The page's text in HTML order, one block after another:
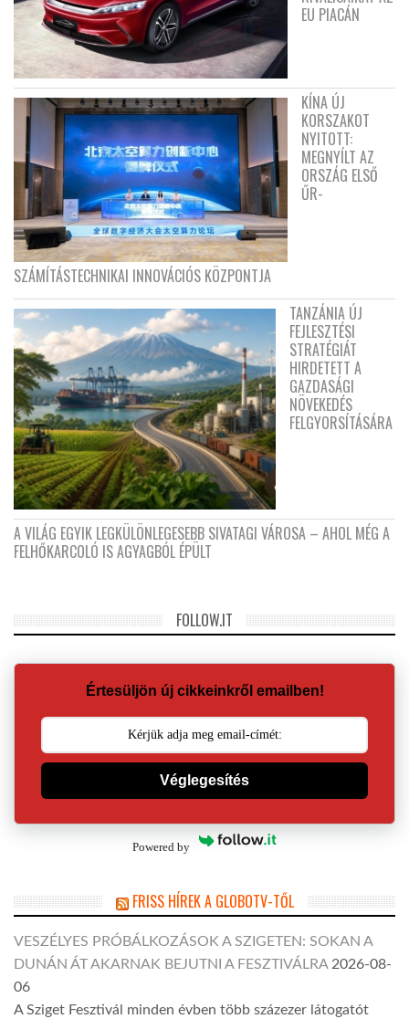
EU PIACÁN
KÍNA ÚJ
KORSZAKOT
NYITOTT:
MEGNYÍLT AZ
ORSZÁG ELSŐ
ŰR-
SZÁMÍTÁSTECHNIKAI INNOVÁCIÓS KÖZPONTJA
TANZÁNIA ÚJ
FEJLESZTÉSI
STRATÉGIÁT
HIRDETETT A
GAZDASÁGI
NÖVEKEDÉS
FELGYORSÍTÁSÁRA
A VILÁG EGYIK LEGKÜLÖNLEGESEBB SIVATAGI VÁROSA – AHOL MÉG A
FELHŐKARCOLÓ IS AGYAGBÓL ÉPÜLT
FOLLOW.IT
Értesüljön új cikkeinkről emailben!
Véglegesítés
Powered by
FRISS HÍREK A GLOBOTV-TŐL
VESZÉLYES PRÓBÁLKOZÁSOK A SZIGETEN: SOKAN A
DUNÁN ÁT AKARNAK BEJUTNI A FESZTIVÁLRA 2026-08-
06
A Sziget Fesztivál minden évben több százezer látogatót